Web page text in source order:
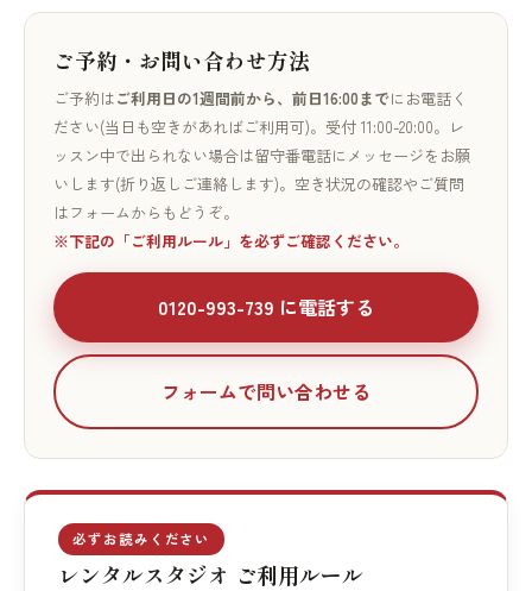
ご予約・お問い合わせ方法
ご予約はご利用日の1週間前から、前日16:00までにお電話く
ださい(当日も空きがあればご利用可)。受付 11:00-20:00。レ
ッスン中で出られない場合は留守番電話にメッセージをお願
いします(折り返しご連絡します)。空き状況の確認やご質問
はフォームからもどうぞ。
※下記の「ご利用ルール」を必ずご確認ください。
0120-993-739 に電話する
フォームで問い合わせる
必ずお読みください
レンタルスタジオ ご利用ルール